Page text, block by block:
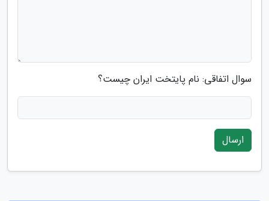
سوال اتفاقی: نام پایتخت ایران چیست؟
ارسال